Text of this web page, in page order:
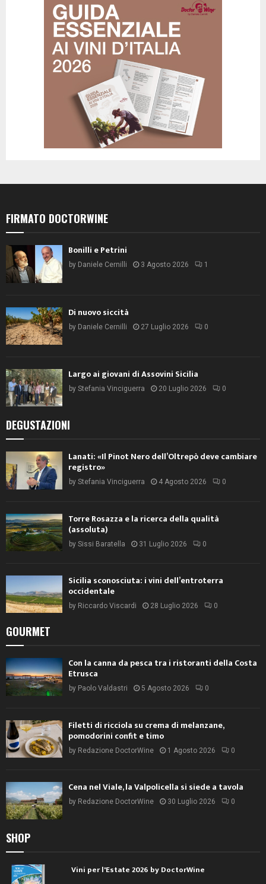
FIRMATO DOCTORWINE
Bonilli e Petrini
by Daniele Cernilli 3 Agosto 2026 1
Di nuovo siccità
by Daniele Cernilli 27 Luglio 2026 0
Largo ai giovani di Assovini Sicilia
by Stefania Vinciguerra 20 Luglio 2026 0
DEGUSTAZIONI
Lanati: «Il Pinot Nero dell’Oltrepò deve cambiare
registro»
by Stefania Vinciguerra 4 Agosto 2026 0
Torre Rosazza e la ricerca della qualità
(assoluta)
by Sissi Baratella 31 Luglio 2026 0
Sicilia sconosciuta: i vini dell’entroterra
occidentale
by Riccardo Viscardi 28 Luglio 2026 0
GOURMET
Con la canna da pesca tra i ristoranti della Costa
Etrusca
by Paolo Valdastri 5 Agosto 2026 0
Filetti di ricciola su crema di melanzane,
pomodorini confit e timo
by Redazione DoctorWine 1 Agosto 2026 0
Cena nel Viale, la Valpolicella si siede a tavola
by Redazione DoctorWine 30 Luglio 2026 0
SHOP
Vini per l'Estate 2026 by DoctorWine